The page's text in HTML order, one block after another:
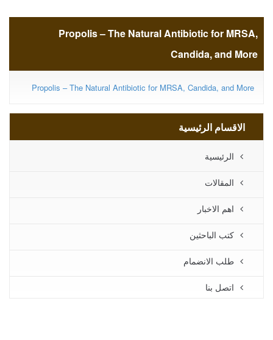
Propolis – The Natural Antibiotic for MRSA,
Candida, and More
Propolis – The Natural Antibiotic for MRSA, Candida, and More
الاقسام الرئيسية
الرئيسية
المقالات
اهم الاخبار
كتب الباحثين
طلب الانضمام
اتصل بنا